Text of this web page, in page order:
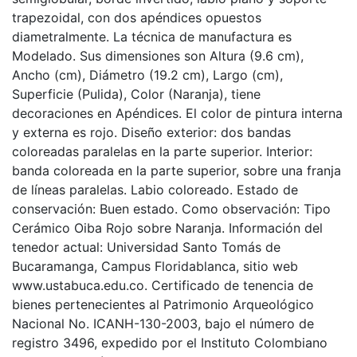
trapezoidal, con dos apéndices opuestos
diametralmente. La técnica de manufactura es
Modelado. Sus dimensiones son Altura (9.6 cm),
Ancho (cm), Diámetro (19.2 cm), Largo (cm),
Superficie (Pulida), Color (Naranja), tiene
decoraciones en Apéndices. El color de pintura interna
y externa es rojo. Diseño exterior: dos bandas
coloreadas paralelas en la parte superior. Interior:
banda coloreada en la parte superior, sobre una franja
de líneas paralelas. Labio coloreado. Estado de
conservación: Buen estado. Como observación: Tipo
Cerámico Oiba Rojo sobre Naranja. Información del
tenedor actual: Universidad Santo Tomás de
Bucaramanga, Campus Floridablanca, sitio web
www.ustabuca.edu.co. Certificado de tenencia de
bienes pertenecientes al Patrimonio Arqueológico
Nacional No. ICANH-130-2003, bajo el número de
registro 3496, expedido por el Instituto Colombiano